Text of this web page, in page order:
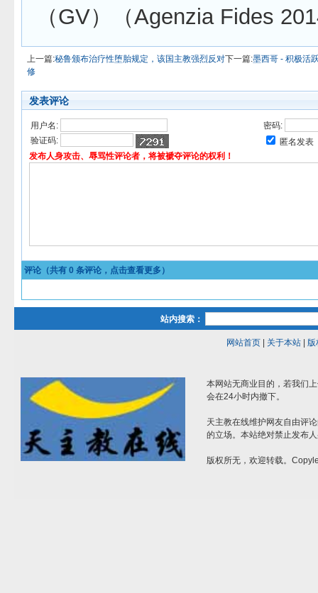
（GV）（Agenzia Fides
上一篇:秘鲁颁布治疗性堕胎规定，该国主教强烈反对下一篇:墨西哥 - 积极活
修
发表评论
用户名:
密码:
验证码:
匿名发表
发布人身攻击、辱骂性评论者，将被褫夺评论的权利！
评论（共有 0 条评论，点击查看更多）
站内搜索：
网站首页| 关于本站| 版
本网站无商业目的，若我们
会在24小时内撤下。
天主教在线维护网友自由评
的立场。本站绝对禁止发布
版权所无，欢迎转载。